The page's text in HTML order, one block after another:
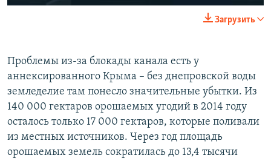
Загрузить
Проблемы из-за блокады канала есть у
аннексированного Крыма – без днепровской воды
земледелие там понесло значительные убытки. Из
140 000 гектаров орошаемых угодий в 2014 году
осталось только 17 000 гектаров, которые поливали
из местных источников. Через год площадь
орошаемых земель сократилась до 13,4 тысячи